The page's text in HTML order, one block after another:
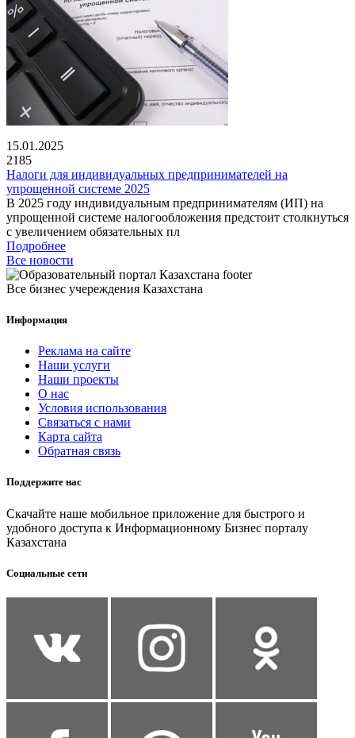
15.01.2025
2185
Налоги для индивидуальных предпринимателей на
упрощенной системе 2025
В 2025 году индивидуальным предпринимателям (ИП) на
упрощенной системе налогообложения предстоит столкнуться
с увеличением обязательных пл
Подробнее
Все новости
Все бизнес учереждения Казахстана
Информация
Реклама на сайте
Наши услуги
Наши проекты
О нас
Условия использования
Связаться с нами
Карта сайта
Обратная связь
Поддержите нас
Скачайте наше мобильное приложение для быстрого и
удобного доступа к Информационному Бизнес порталу
Казахстана
Социальные сети